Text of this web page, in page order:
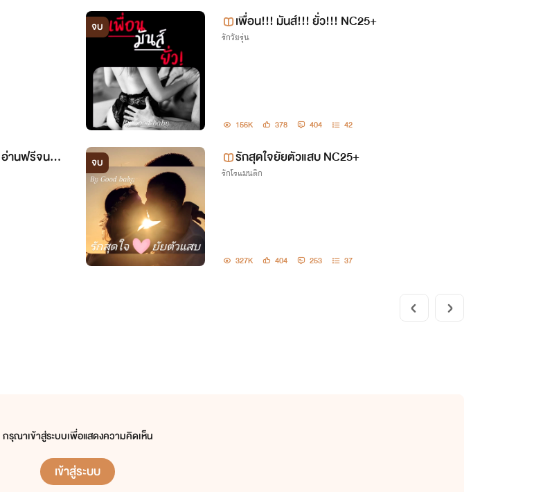
จบ เพื่อน!!! มันส์!!! ยั่ว!!! NC25+
รักวัยรุ่น
156K 378 404 42
านฟรีจนจบ
จบ รักสุดใจยัยตัวแสบ NC25+
รักโรแมนติก
327K 404 253 37
กรุณาเข้าสู่ระบบเพื่อแสดงความคิดเห็น
เข้าสู่ระบบ